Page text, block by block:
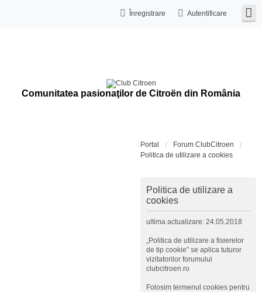
Autentificare
Înregistrare
Comunitatea pasionaţilor de Citroën din România
Portal
Forum ClubCitroen
Politica de utilizare a cookies
Politica de utilizare a
cookies
ultima actualizare: 24.05.2018
„Politica de utilizare a fisierelor
de tip cookie” se aplica tuturor
vizitatorilor forumului
clubcitroen.ro
Folosim termenul cookies pentru